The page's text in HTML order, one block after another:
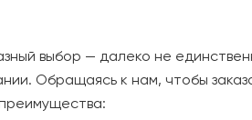
выбор — далеко не
Обращаясь к нам, чтобы